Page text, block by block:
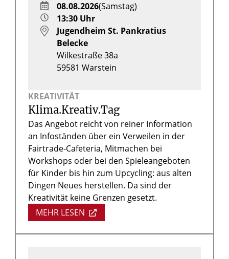
KREATIVITÄT
Klima.Kreativ.Tag
Das Angebot reicht von reiner Information
an Infoständen über ein Verweilen in der
Fairtrade-Cafeteria, Mitmachen bei
Workshops oder bei den Spieleangeboten
für Kinder bis hin zum Upcycling: aus alten
Dingen Neues herstellen. Da sind der
Kreativität keine Grenzen gesetzt.
MEHR LESEN
08.08.2026(Samstag)
13:30 Uhr
Jugendheim St. Pankratius
Belecke
Wilkestraße 38a
59581 Warstein